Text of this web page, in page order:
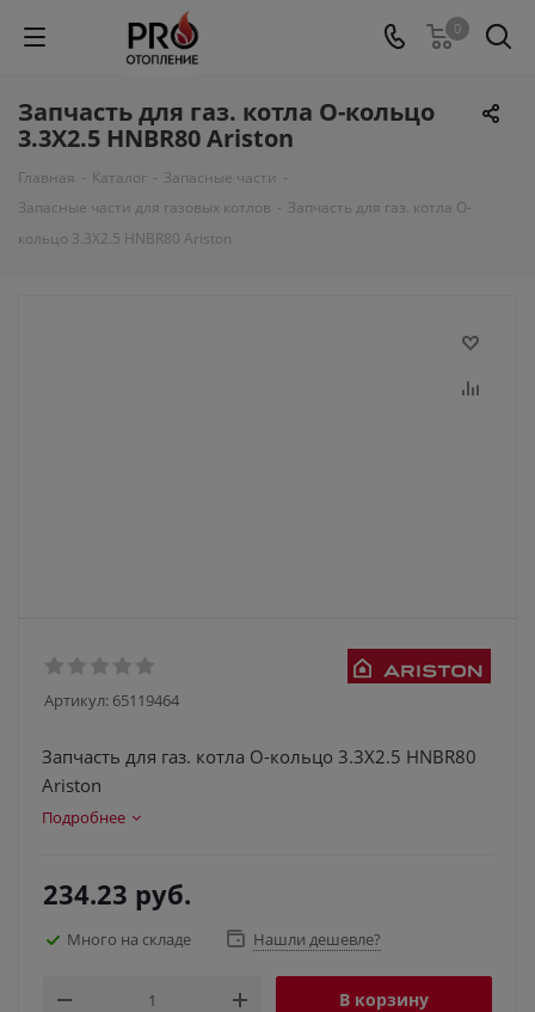
0
Запчасть для газ. котла О-кольцо
3.3X2.5 HNBR80 Ariston
Главная - Каталог - Запасные части -
Запасные части для газовых котлов - Запчасть для газ. котла О-
кольцо 3.3X2.5 HNBR80 Ariston
Артикул: 65119464
Запчасть для газ. котла О-кольцо 3.3X2.5 HNBR80
Ariston
Подробнее
234.23 руб.
Много на складе Нашли дешевле?
В корзину